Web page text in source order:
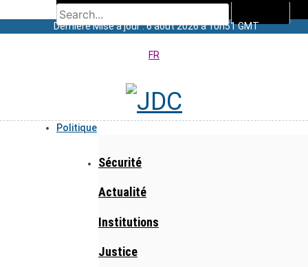
Dernière Mise à jour : 6 août 2026 à 10h51 GMT
FR
Politique
Sécurité
Actualité
Institutions
Justice